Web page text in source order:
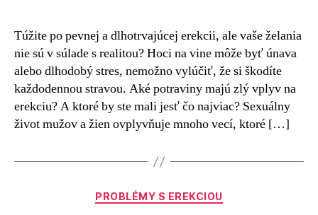
Túžite po pevnej a dlhotrvajúcej erekcii, ale vaše želania
nie sú v súlade s realitou? Hoci na vine môže byť únava
alebo dlhodobý stres, nemožno vylúčiť, že si škodíte
každodennou stravou. Aké potraviny majú zlý vplyv na
erekciu? A ktoré by ste mali jesť čo najviac? Sexuálny
život mužov a žien ovplyvňuje mnoho vecí, ktoré […]
Kategórie
PROBLÉMY S EREKCIOU